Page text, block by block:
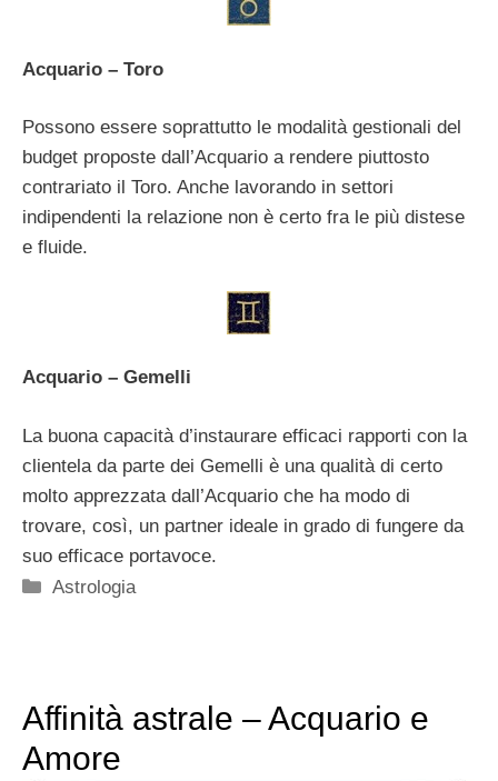
Acquario – Toro
Possono essere soprattutto le modalità gestionali del
budget proposte dall’Acquario a rendere piuttosto
contrariato il Toro. Anche lavorando in settori
indipendenti la relazione non è certo fra le più distese
e fluide.
Acquario – Gemelli
La buona capacità d’instaurare efficaci rapporti con la
clientela da parte dei Gemelli è una qualità di certo
molto apprezzata dall’Acquario che ha modo di
trovare, così, un partner ideale in grado di fungere da
suo efficace portavoce.
Categorie
Astrologia
Affinità astrale – Acquario e
Amore